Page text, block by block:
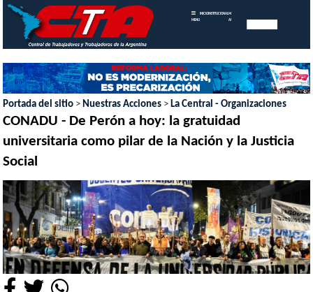
MENU
INICIOINSTITUCIONAL MEMORIAS
ANUALES
Portada del sitio > Nuestras Acciones > La Central - Organizaciones
CONADU - De Perón a hoy: la gratuidad
universitaria como pilar de la Nación y la Justicia
Social